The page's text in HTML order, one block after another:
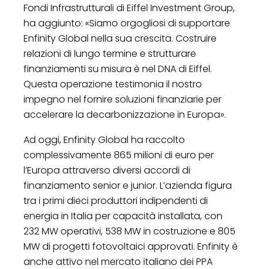
Fondi Infrastrutturali di Eiffel Investment Group,
ha aggiunto: «Siamo orgogliosi di supportare
Enfinity Global nella sua crescita. Costruire
relazioni di lungo termine e strutturare
finanziamenti su misura è nel DNA di Eiffel.
Questa operazione testimonia il nostro
impegno nel fornire soluzioni finanziarie per
accelerare la decarbonizzazione in Europa».
Ad oggi, Enfinity Global ha raccolto
complessivamente 865 milioni di euro per
l’Europa attraverso diversi accordi di
finanziamento senior e junior. L’azienda figura
tra i primi dieci produttori indipendenti di
energia in Italia per capacità installata, con
232 MW operativi, 538 MW in costruzione e 805
MW di progetti fotovoltaici approvati. Enfinity è
anche attivo nel mercato italiano dei PPA